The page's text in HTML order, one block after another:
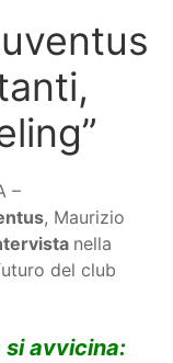
–
, Maurizio
nella
del club
si avvicina: